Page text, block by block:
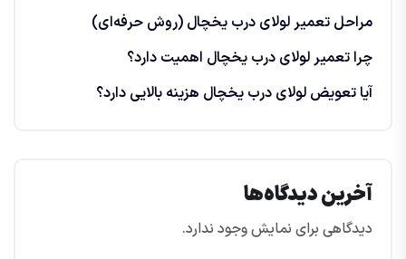
مراحل تعمیر لولای درب یخچال (روش حرفه‌ای)
چرا تعمیر لولای درب یخچال اهمیت دارد؟
آیا تعویض لولای درب یخچال هزینه بالایی دارد؟
آخرین دیدگاه‌ها
دیدگاهی برای نمایش وجود ندارد.